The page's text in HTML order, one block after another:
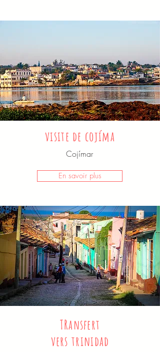
visite de cojíma
Cojímar
En savoir plus
TRansfert
vers trinidad